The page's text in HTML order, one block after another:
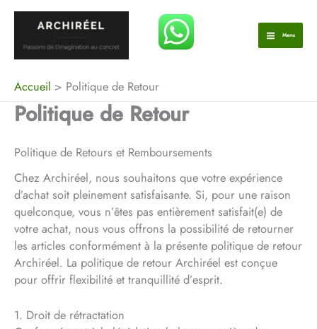
Aller
contenu
Menu
Accueil Politique de Retour
Politique de Retour
Politique de Retours et Remboursements
Chez Archiréel, nous souhaitons que votre expérience
d’achat soit pleinement satisfaisante. Si, pour une raison
quelconque, vous n’êtes pas entièrement satisfait(e) de
votre achat, nous vous offrons la possibilité de retourner
les articles conformément à la présente politique de retour
Archiréel. La politique de retour Archiréel est conçue
pour offrir flexibilité et tranquillité d’esprit.
1. Droit de rétractation